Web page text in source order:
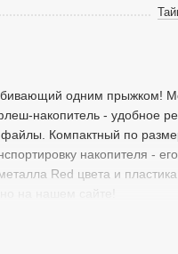
одним прыжком!
накопитель - удобное
Компактный по
накопителя -
Red цвета и